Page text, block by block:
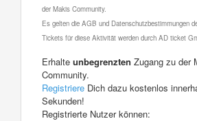
der Makis Community.
Es gelten die AGB und Datenschutzbestimmungen
Tickets für diese Aktivität werden durch AD ticket
Erhalte unbegrenzten Zugang zu der
Community.
Registriere Dich dazu kostenlos
Sekunden!
Registrierte Nutzer können: